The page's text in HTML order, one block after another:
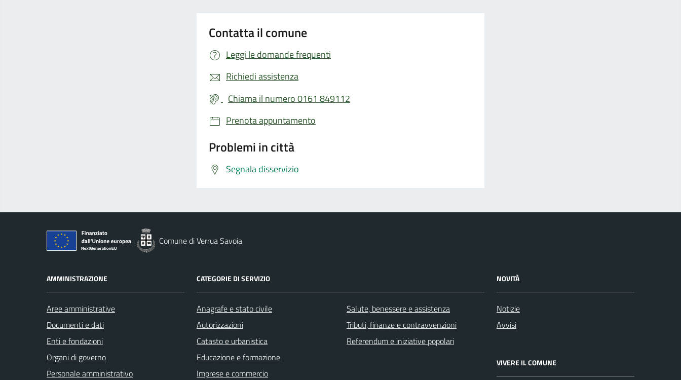
Contatta il comune
Leggi le domande frequenti
Richiedi assistenza
Chiama il numero 0161 849112
Prenota appuntamento
Problemi in città
Segnala disservizio
Comune di Verrua Savoia
AMMINISTRAZIONE
Aree amministrative
Documenti e dati
Enti e fondazioni
Organi di governo
Personale amministrativo
CATEGORIE DI SERVIZIO
Anagrafe e stato civile
Autorizzazioni
Catasto e urbanistica
Educazione e formazione
Imprese e commercio
Salute, benessere e assistenza
Tributi, finanze e contravvenzioni
Referendum e iniziative popolari
NOVITÀ
Notizie
Avvisi
VIVERE IL COMUNE